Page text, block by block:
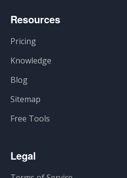
Resources
Pricing
Knowledge
Blog
Sitemap
Free Tools
Legal